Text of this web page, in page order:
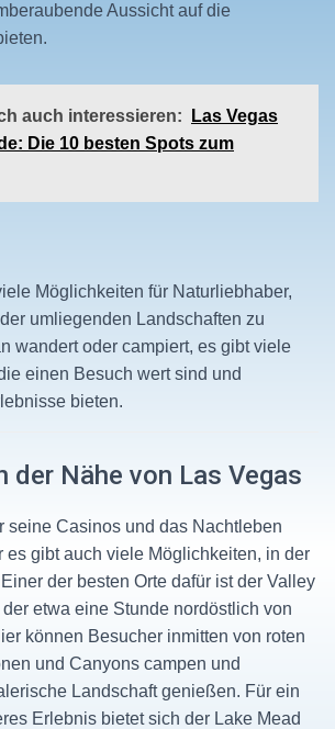
Aussicht auf die
auch interessieren:
Las Vegas
Die 10 besten Spots zum
Möglichkeiten für Naturliebhaber,
umliegenden Landschaften zu
wandert oder campiert, es gibt viele
einen Besuch wert sind und
bieten.
der Nähe von Las Vegas
seine Casinos und das Nachtleben
es gibt auch viele Möglichkeiten, in der
der besten Orte dafür ist der Valley
etwa eine Stunde nordöstlich von
können Besucher inmitten von roten
und Canyons campen und
Landschaft genießen. Für ein
Erlebnis bietet sich der Lake Mead